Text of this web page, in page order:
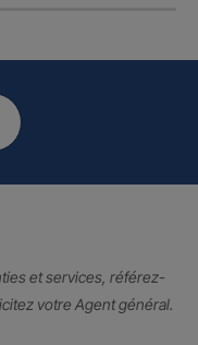
et services, référez-
votre Agent général.